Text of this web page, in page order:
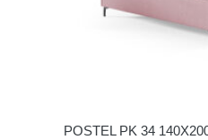
POSTEL PK 34